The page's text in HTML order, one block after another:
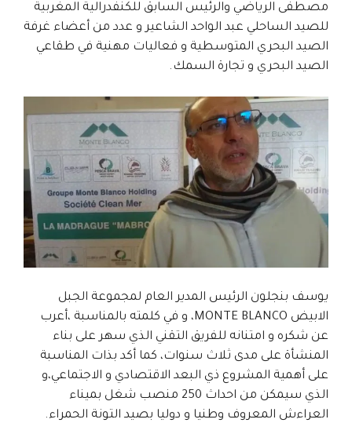
مصطفى الرياضي والرئيس السابق للكنفدرالية المغربية
للصيد الساحلي عبد الواحد الشاعير و عدد من أعضاء غرفة
الصيد البحري المتوسطية و فعاليات مهنية في طقاعي
الصيد البحري و تجارة السمك.
يوسف بنجلون الرئيس المدير العام لمجموعة الجبل
الابيض MONTE BLANCO، و في كلمته بالمناسبة ،أعرب
عن شكره و امتنانه للفريق التقني الذي سهر على بناء
المنشأة على مدى ثلاث سنوات، كما أكد بذات المناسبة
على أهمية المشروع ذي البعد الاقتصادي و الاجتماعي،و
الذي سيمكن من احداث 250 منصب شغل بميناء
العراءش المعروف وطنيا و دوليا بصيد التونة الحمراء.